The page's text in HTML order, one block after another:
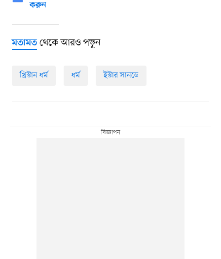
করুন
মতামতথেকে আরও পড়ুন
খ্রিস্টান ধর্ম ধর্ম ইস্টার সানডে